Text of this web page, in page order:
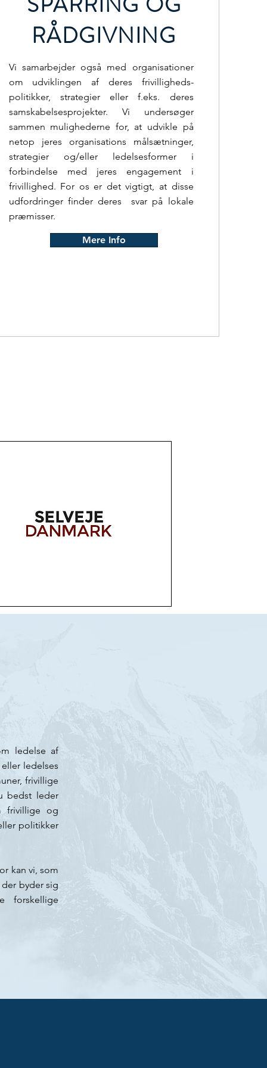
RÅDGIVNING
Vi samarbejder også med organisationer
om udviklingen af deres frivilligheds-
politikker, strategier eller f.eks. deres
samskabelsesprojekter. Vi undersøger
sammen mulighederne for, at udvikle på
netop jeres organisations målsætninger,
strategier og/eller ledelsesformer i
forbindelse med jeres engagement i
frivillighed. For os er det vigtigt, at disse
udfordringer finder deres svar på lokale
præmisser.
Mere Info
ledelse af
ledelses
frivillige
bedst leder
frivillige og
politikker
kan vi, som
byder sig
forskellige